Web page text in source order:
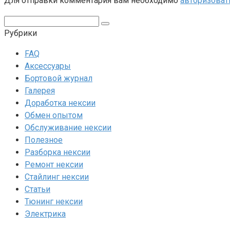
Рубрики
FAQ
Аксессуары
Бортовой журнал
Галерея
Доработка нексии
Обмен опытом
Обслуживание нексии
Полезное
Разборка нексии
Ремонт нексии
Стайлинг нексии
Статьи
Тюнинг нексии
Электрика